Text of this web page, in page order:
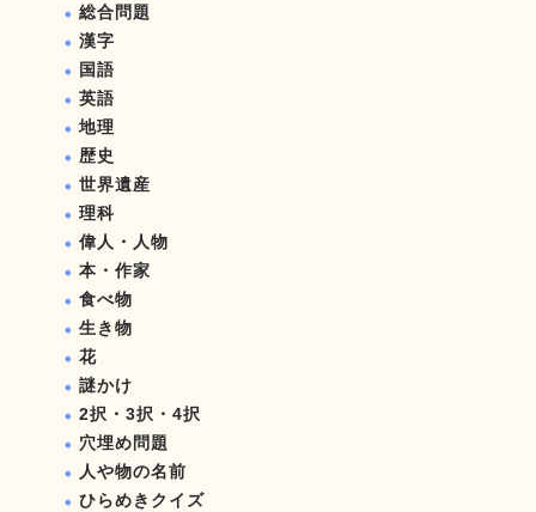
総合問題
漢字
国語
英語
地理
歴史
世界遺産
理科
偉人・人物
本・作家
食べ物
生き物
花
謎かけ
2択・3択・4択
穴埋め問題
人や物の名前
ひらめきクイズ